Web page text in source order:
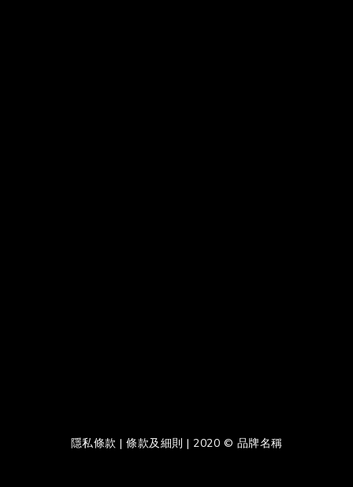
隱私條款 | 條款及細則 | 2020 © 品牌名稱